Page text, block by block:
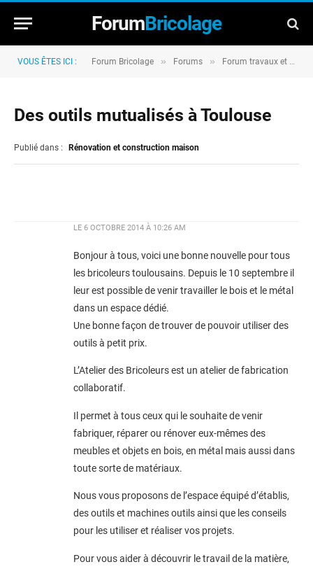
ForumBricolage
VOUS ÊTES ICI : Forum Bricolage » Forums » Forum travaux et rénovation
Des outils mutualisés à Toulouse
Publié dans : Rénovation et construction maison
LE 6 OCTOBRE 2014 À 10:26 AM
Bonjour à tous, voici une bonne nouvelle pour tous
les bricoleurs toulousains. Depuis le 10 septembre il
leur est possible de venir travailler le bois et le métal
dans un espace dédié.
Une bonne façon de trouver de pouvoir utiliser des
outils à petit prix.
L’Atelier des Bricoleurs est un atelier de fabrication
collaboratif.
Il permet à tous ceux qui le souhaite de venir
fabriquer, réparer ou rénover eux-mêmes des
meubles et objets en bois, en métal mais aussi dans
toute sorte de matériaux.
Nous vous proposons de l’espace équipé d’établis,
des outils et machines outils ainsi que les conseils
pour les utiliser et réaliser vos projets.
Pour vous aider à découvrir le travail de la matière,